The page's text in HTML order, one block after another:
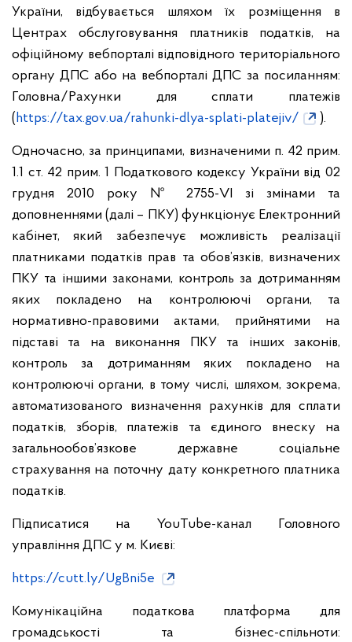
України, відбувається шляхом їх розміщення в
Центрах обслуговування платників податків, на
офіційному вебпорталі відповідного територіального
органу ДПС або на вебпорталі ДПС за посиланням:
Головна/Рахунки для сплати платежів
(https://tax.gov.ua/rahunki-dlya-splati-platejiv/ ).
Одночасно, за принципами, визначеними п. 42 прим.
1.1 ст. 42 прим. 1 Податкового кодексу України від 02
грудня 2010 року № 2755-VI зі змінами та
доповненнями (далі – ПКУ) функціонує Електронний
кабінет, який забезпечує можливість реалізації
платниками податків прав та обов’язків, визначених
ПКУ та іншими законами, контроль за дотриманням
яких покладено на контролюючі органи, та
нормативно-правовими актами, прийнятими на
підставі та на виконання ПКУ та інших законів,
контроль за дотриманням яких покладено на
контролюючі органи, в тому числі, шляхом, зокрема,
автоматизованого визначення рахунків для сплати
податків, зборів, платежів та єдиного внеску на
загальнообов’язкове державне соціальне
страхування на поточну дату конкретного платника
податків.
Підписатися на YouTube-канал Головного
управління ДПС у м. Києві:
https://cutt.ly/UgBni5e
Комунікаційна податкова платформа для
громадськості та бізнес-спільноти: